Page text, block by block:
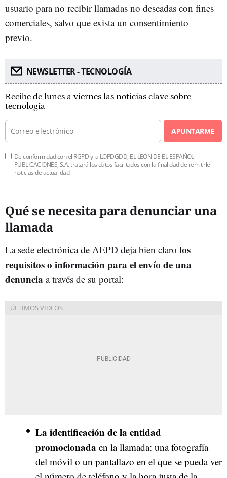
usuario para no recibir llamadas no deseadas con fines
comerciales, salvo que exista un consentimiento
previo.
NEWSLETTER - TECNOLOGÍA
Recibe de lunes a viernes las noticias clave sobre
tecnología
APUNTARME
De conformidad con el RGPD y la LOPDGDD, EL LEÓN DE EL ESPAÑOL
PUBLICACIONES, S.A. tratará los datos facilitados con la finalidad de remitirle
noticias de actualidad.
Qué se necesita para denunciar una
llamada
La sede electrónica de AEPD deja bien claro los
requisitos o información para el envío de una
denuncia a través de su portal:
La identificación de la entidad
promocionada en la llamada: una fotografía
del móvil o un pantallazo en el que se pueda ver